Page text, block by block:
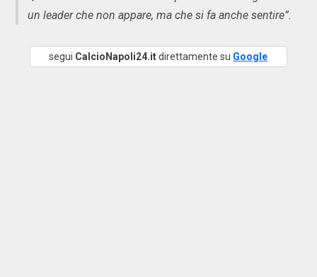
un leader che non appare, ma che si fa anche sentire”.
segui CalcioNapoli24.itdirettamente su Google